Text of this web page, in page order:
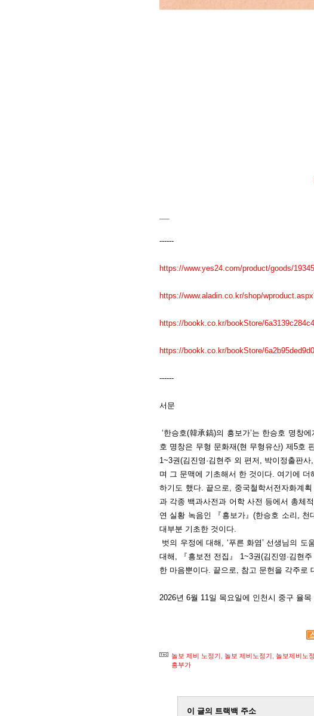
------
https://www.yes24.com/product/goods/
https://www.aladin.co.kr/shop/
https://bookk.co.kr/bookStore/
https://bookk.co.kr/bookStore/
------
서문
‘한승호(韓承鎬)의 흥보가’는 한승호 명창
호 명창은 무형 문화재(현 무형유산) 제5호
1~3권(김진영·김현주 외 편저, 박이정출판
며 그 문맥에 기초해서 한 것이다. 여기에
하기도 했다. 끝으로, 중국철학서전자화계
과 각종 백과사전과 어학 사전 등에서 총체
연 실황 녹음인 『흥보가』(한승호 소리, 천
대부분 기초한 것이다.
벗의 우정에 대해, ‘푸른 화염’ 선생님의
대해, 『흥보전 전집』 1~3권(김진영·김현
한 마음뿐이다. 끝으로, 참고 문헌을 각주로
2026년 6월 11일 목요일에 인천시 중구 율목
놀보 제비 노정기 놀보 제비노정기 놀보제비노
흥부가
이 글의 트랙백 주소